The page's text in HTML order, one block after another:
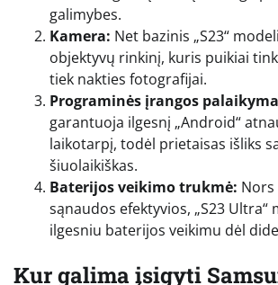
galimybes.
Kamera: Net bazinis „S23“
objektyvų rinkinį, kuris puikiai
tiek nakties fotografijai.
Programinės įrangos
garantuoja ilgesnį „Android“
laikotarpį, todėl prietaisas išliks
šiuolaikiškas.
Baterijos veikimo trukmė: Nors
sąnaudos efektyvios, „S23 Ultra“
ilgesniu baterijos veikimu dėl
Kur galima įsigyti